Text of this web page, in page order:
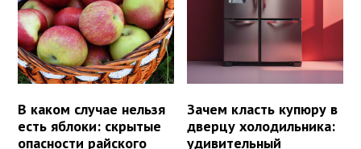
В каком случае нельзя
есть яблоки: скрытые
опасности райского
Зачем класть купюру в
дверцу холодильника:
удивительный